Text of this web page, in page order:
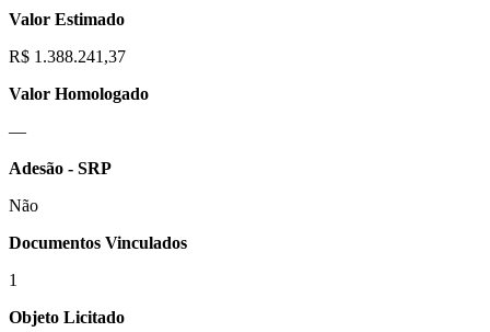
Valor Estimado
R$ 1.388.241,37
Valor Homologado
—
Adesão - SRP
Não
Documentos Vinculados
1
Objeto Licitado